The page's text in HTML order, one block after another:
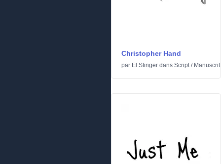
Christopher Hand
par El Stinger dans Script/ Manuscrit